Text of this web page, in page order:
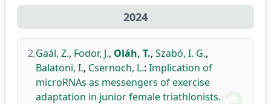
2024
2.Gaál, Z., Fodor, J., Oláh, T., Szabó, I. G.,
Balatoni, I., Csernoch, L.: Implication of
microRNAs as messengers of exercise
adaptation in junior female triathlonists.